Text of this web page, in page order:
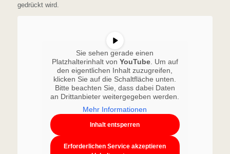
gedrückt wird.
Sie sehen gerade einen
Platzhalterinhalt von YouTube. Um auf
den eigentlichen Inhalt zuzugreifen,
klicken Sie auf die Schaltfläche unten.
Bitte beachten Sie, dass dabei Daten
an Drittanbieter weitergegeben werden.
Mehr Informationen
Inhalt entsperren
Erforderlichen Service akzeptieren